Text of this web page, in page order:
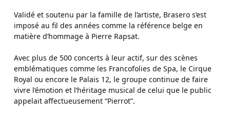
Validé et soutenu par la famille de l’artiste, Brasero s’est
imposé au fil des années comme la référence belge en
matière d’hommage à Pierre Rapsat.
Avec plus de 500 concerts à leur actif, sur des scènes
emblématiques comme les Francofolies de Spa, le Cirque
Royal ou encore le Palais 12, le groupe continue de faire
vivre l’émotion et l’héritage musical de celui que le public
appelait affectueusement “Pierrot”.